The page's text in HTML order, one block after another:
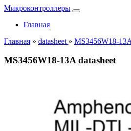
Микроконтроллеры
Главная
Главная » datasheet » MS3456W18-
MS3456W18-13A datasheet